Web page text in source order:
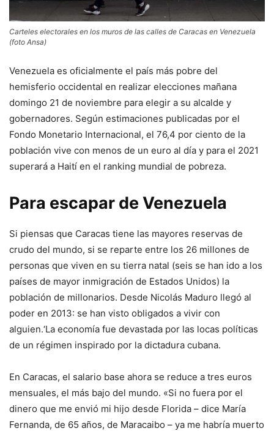
Carteles electorales en los muros de las calles de Caracas en Venezuela
(foto Ansa)
Venezuela es oficialmente el país más pobre del
hemisferio occidental en realizar elecciones mañana
domingo 21 de noviembre para elegir a su alcalde y
gobernadores. Según estimaciones publicadas por el
Fondo Monetario Internacional, el 76,4 por ciento de la
población vive con menos de un euro al día y para el 2021
superará a Haití en el ranking mundial de pobreza.
Para escapar de Venezuela
Si piensas que Caracas tiene las mayores reservas de
crudo del mundo, si se reparte entre los 26 millones de
personas que viven en su tierra natal (seis se han ido a los
países de mayor inmigración de Estados Unidos) la
población de millonarios. Desde Nicolás Maduro llegó al
poder en 2013: se han visto obligados a vivir con
alguien.‘La economía fue devastada por las locas políticas
de un régimen inspirado por la dictadura cubana.
En Caracas, el salario base ahora se reduce a tres euros
mensuales, el más bajo del mundo. «Si no fuera por el
dinero que me envió mi hijo desde Florida – dice María
Fernanda, de 65 años, de Maracaibo – ya me habría muerto